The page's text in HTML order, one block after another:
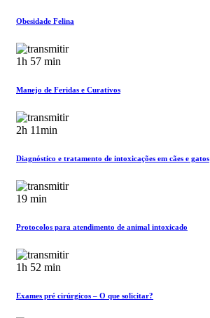
Obesidade Felina
1h 57 min
Manejo de Feridas e Curativos
2h 11min
Diagnóstico e tratamento de intoxicações em cães e gatos
19 min
Protocolos para atendimento de animal intoxicado
1h 52 min
Exames pré cirúrgicos – O que solicitar?